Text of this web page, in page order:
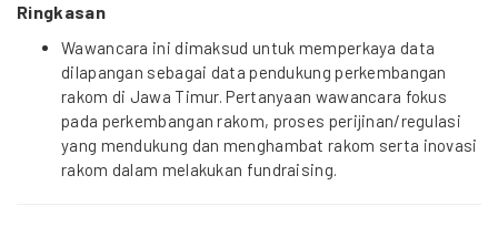
Ringkasan
Wawancara ini dimaksud untuk memperkaya data
dilapangan sebagai data pendukung perkembangan
rakom di Jawa Timur. Pertanyaan wawancara fokus
pada perkembangan rakom, proses perijinan/regulasi
yang mendukung dan menghambat rakom serta inovasi
rakom dalam melakukan fundraising.